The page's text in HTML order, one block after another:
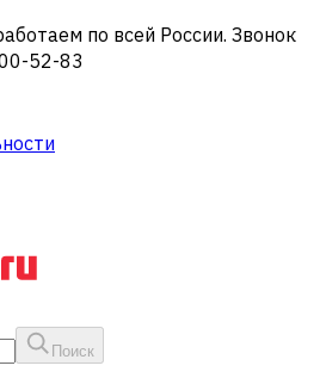
по всей России. Звонок
52-83
Поиск